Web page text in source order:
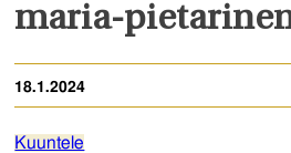
Kirkot
Tule mukaan
Hautausmaa
maria-
18.1.2024
Kuuntele